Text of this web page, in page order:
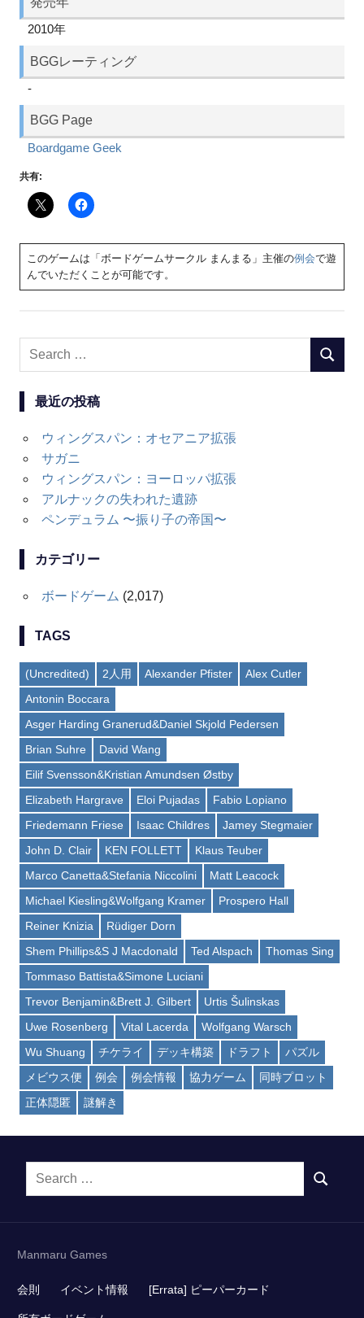
2010年
BGGレーティング
-
BGG Page
Boardgame Geek
共有:
このゲームは「ボードゲームサークル まんまる」主催の例会で遊
んでいただくことが可能です。
Search
最近の投稿
ウィングスパン：オセアニア拡張
サガニ
ウィングスパン：ヨーロッパ拡張
アルナックの失われた遺跡
ペンデュラム 〜振り子の帝国〜
カテゴリー
ボードゲーム (2,017)
TAGS
(Uncredited) 2人用 Alexander Pfister
Alex Cutler
Antonin Boccara
Asger Harding Granerud&Daniel Skjold Pedersen
Brian Suhre
David Wang
Eilif Svensson&Kristian Amundsen Østby
Elizabeth Hargrave
Eloi Pujadas
Fabio Lopiano
Friedemann Friese
Isaac Childres
Jamey Stegmaier
John D. Clair
KEN FOLLETT
Klaus Teuber
Marco Canetta&Stefania Niccolini
Matt Leacock
Michael Kiesling&Wolfgang Kramer
Prospero Hall
Reiner Knizia
Rüdiger Dorn
Shem Phillips&S J Macdonald
Ted Alspach
Thomas Sing
Tommaso Battista&Simone Luciani
Trevor Benjamin&Brett J. Gilbert
Urtis Šulinskas
Uwe Rosenberg
Vital Lacerda
Wolfgang Warsch
Wu Shuang
チケライ デッキ構築 ドラフト
パズル
メビウス便
例会 例会情報 協力ゲーム
同時プロット
正体隠匿
謎解き
Search
SEARCH
Manmaru Games
会則 イベント情報 [Errata] ピーパーカード